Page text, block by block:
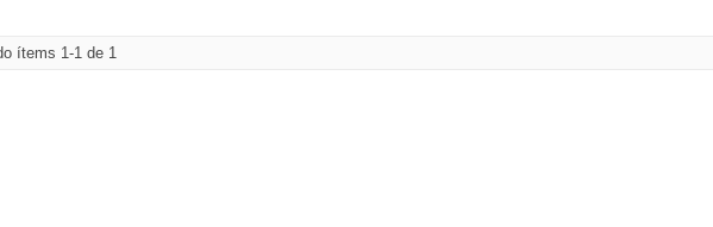
ítems 1-1 de 1